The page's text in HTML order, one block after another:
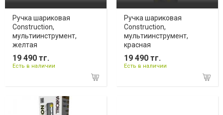
Ручка шариковая
Construction,
мультиинструмент,
желтая
19 490 тг.
Есть в наличии
Ручка шариковая
Construction,
мультиинструмент,
красная
19 490 тг.
Есть в наличии